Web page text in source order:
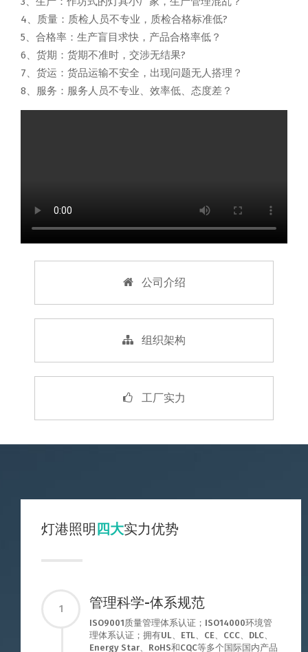
4、质量：质检人员不专业，质检合格标准低?
5、合格率：生产盲目求快，产品合格率低？
6、货期：货期不准时，交涉无结果?
7、货运：货品运输不安全，出现问题无人搭理？
8、服务：服务人员不专业、效率低、态度差？
公司介绍
组织架构
工厂实力
灯港照明四大实力优势
1 管理科学-体系规范
ISO9001质量管理体系认证；ISO14000环境管
理体系认证；拥有UL、ETL、CE、CCC、DLC、
Energy Star、RoHS和CQC等多个国际国内产品